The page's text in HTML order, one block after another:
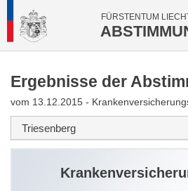
FÜRSTENTUM
Ergebnisse der
vom 13.12.2015 -